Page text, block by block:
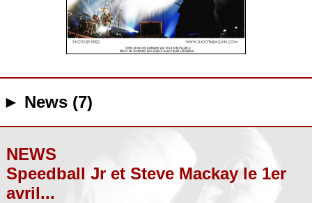
► News (7)
NEWS
Speedball Jr et Steve Mackay le 1er
avril...